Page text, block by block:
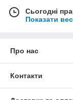
Сьогодні
Показати
Про нас
Контакти